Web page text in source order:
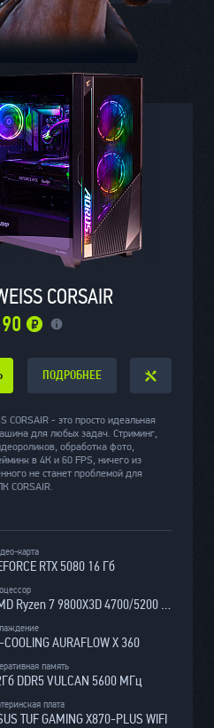
CORSAIR
ПОДРОБНЕЕ
CORSAIR - это просто идеальная
для любых задач. Стриминг,
обработка фото,
в 4К и 60 FPS, ничего из
не станет проблемой для
CORSAIR.
карта
RTX 5080 16 Гб
AMD Ryzen 7 9800X3D 4700/5200 МГц
COOLING AURAFLOW X 360
память
DDR5 VULCAN 5600 МГц
плата
TUF GAMING X870-PLUS WIFI